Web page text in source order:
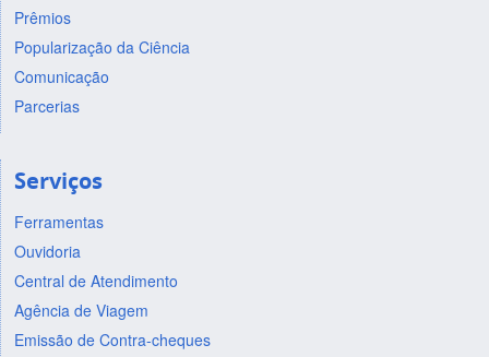
Prêmios
Popularização da Ciência
Comunicação
Parcerias
Serviços
Ferramentas
Ouvidoria
Central de Atendimento
Agência de Viagem
Emissão de Contra-cheques